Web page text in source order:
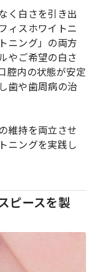
く白さを引き出
ィスホワイトニ
ニング」の両方
やご希望の白さ
腔内の状態が安定
歯や歯周病の治
維持を両立させ
ニングを実践し
ピースを製